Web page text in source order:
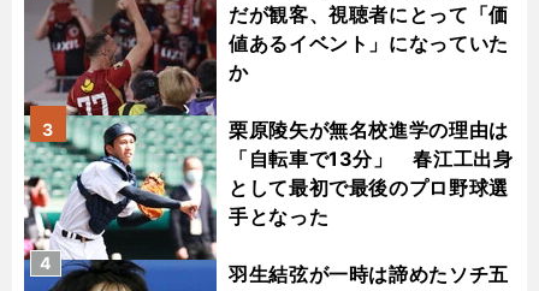
だが観客、視聴者にとって「価
値あるイベント」になっていた
か
栗原陵矢が無名校進学の理由は
「自転車で13分」 春江工出身
として最初で最後のプロ野球選
手となった
3
羽生結弦が一時は諦めたソチ五
4